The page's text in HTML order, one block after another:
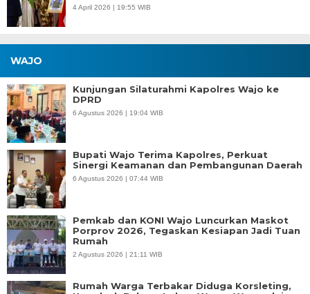
4 April 2026 | 19:55 WIB
WAJO
Kunjungan Silaturahmi Kapolres Wajo ke
DPRD
6 Agustus 2026 | 19:04 WIB
Bupati Wajo Terima Kapolres, Perkuat
Sinergi Keamanan dan Pembangunan Daerah
6 Agustus 2026 | 07:44 WIB
Pemkab dan KONI Wajo Luncurkan Maskot
Porprov 2026, Tegaskan Kesiapan Jadi Tuan
Rumah
2 Agustus 2026 | 21:11 WIB
Rumah Warga Terbakar Diduga Korsleting,